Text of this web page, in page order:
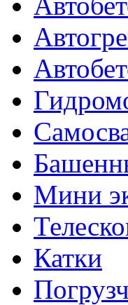
Мини
Катки